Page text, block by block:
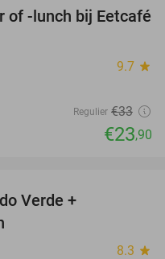
28%
of -lunch bij Eetcafé
9.7 star
Regulier €33
€23,90
Verde +
8.3 star